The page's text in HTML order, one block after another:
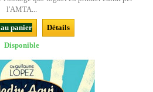
l'AMTA...
panier
Détails
Disponible